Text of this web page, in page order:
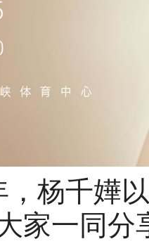
千嬅以
家一同分